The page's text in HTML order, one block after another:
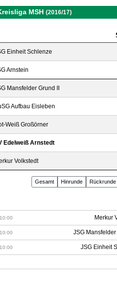
MSH (2016/17)
Einheit Schlenze
Arnstein
Mansfelder Grund II
Aufbau Eisleben
Weiß Großörner
Edelweiß Arnstedt
Volkstedt
Gesamt Hinrunde Rückrunde
10:00 Merkur
10:00 JSG Mansfelder
10:00 JSG Einheit